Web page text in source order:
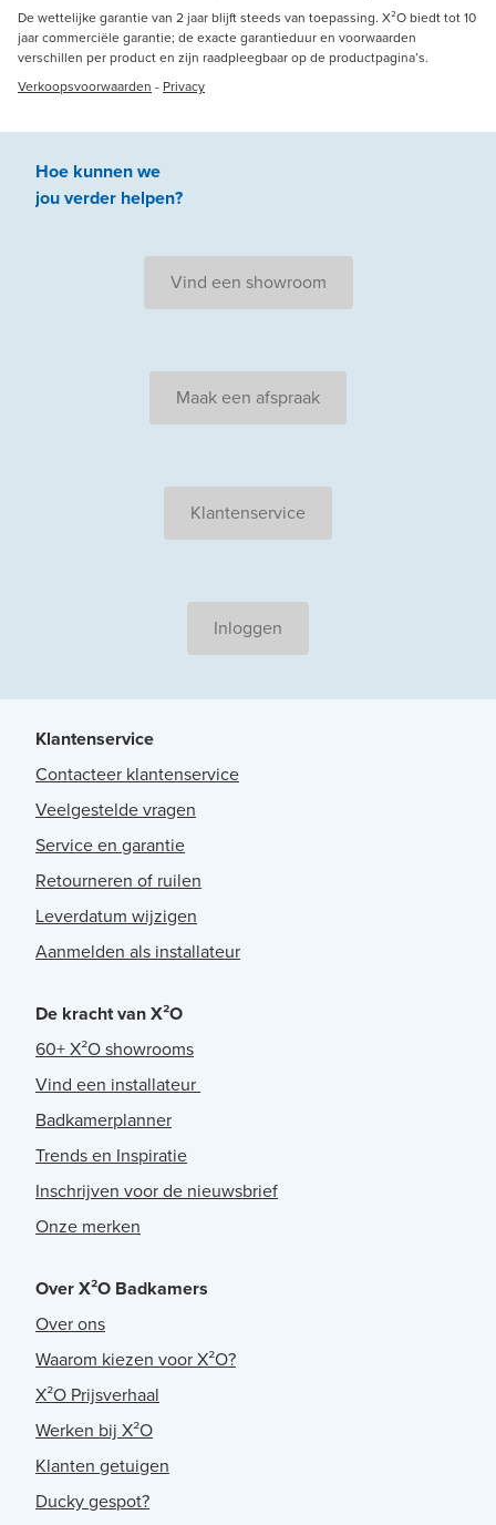
De wettelijke garantie van 2 jaar blijft steeds van toepassing. X²O biedt tot 10
jaar commerciële garantie; de exacte garantieduur en voorwaarden
verschillen per product en zijn raadpleegbaar op de productpagina’s.
Verkoopsvoorwaarden - Privacy
Hoe kunnen we
jouverder helpen?
Vind een showroom
Maak een afspraak
Klantenservice
Inloggen
Klantenservice
Contacteer klantenservice
Veelgestelde vragen
Service en garantie
Retourneren of ruilen
Leverdatum wijzigen
Aanmelden als installateur
De kracht van X²O
60+ X²O showrooms
Vind een installateur
Badkamerplanner
Trends en Inspiratie
Inschrijven voor de nieuwsbrief
Onze merken
Over X²O Badkamers
Over ons
Waarom kiezen voor X²O?
X²O Prijsverhaal
Werken bij X²O
Klanten getuigen
Ducky gespot?